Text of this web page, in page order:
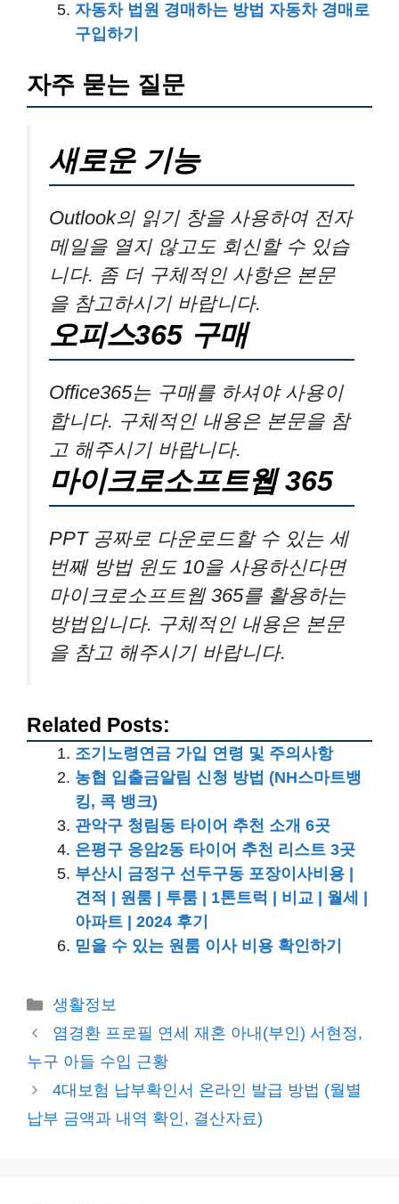
자동차 법원 경매하는 방법 자동차 경매로
구입하기
자주 묻는 질문
새로운 기능
Outlook의 읽기 창을 사용하여 전자
메일을 열지 않고도 회신할 수 있습
니다. 좀 더 구체적인 사항은 본문
을 참고하시기 바랍니다.
오피스365 구매
Office365는 구매를 하셔야 사용이
합니다. 구체적인 내용은 본문을 참
고 해주시기 바랍니다.
마이크로소프트웹 365
PPT 공짜로 다운로드할 수 있는 세
번째 방법 윈도 10을 사용하신다면
마이크로소프트웹 365를 활용하는
방법입니다. 구체적인 내용은 본문
을 참고 해주시기 바랍니다.
Related Posts:
조기노령연금 가입 연령 및 주의사항
농협 입출금알림 신청 방법 (NH스마트뱅
킹, 콕 뱅크)
관악구 청림동 타이어 추천 소개 6곳
은평구 응암2동 타이어 추천 리스트 3곳
부산시 금정구 선두구동 포장이사비용 |
견적 | 원룸 | 투룸 | 1톤트럭 | 비교 | 월세 |
아파트 | 2024 후기
믿을 수 있는 원룸 이사 비용 확인하기
카
테
리
생활정보
염경환 프로필 연세 재혼 아내(부인) 서현정,
누구 아들 수입 근황
4대보험 납부확인서 온라인 발급 방법 (월별
납부 금액과 내역 확인, 결산자료)